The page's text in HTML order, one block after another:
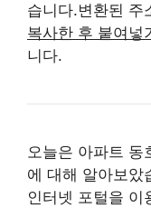
습니다.변환된 주
복사한 후 붙여넣
니다.
오늘은 아파트 동
에 대해 알아보았
인터넷 포털을 이